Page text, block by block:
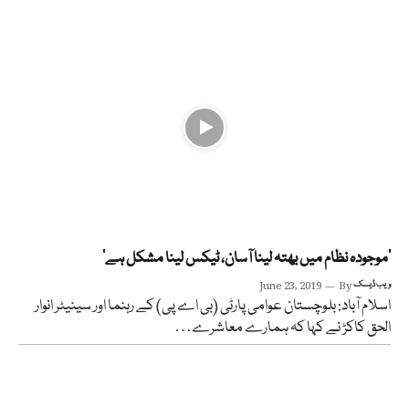
’موجودہ نظام میں بھتہ لینا آسان، ٹیکس لینا مشکل ہے’
June 23, 2019 Byویب ڈیسک
اسلام آباد: بلوچستان عوامی پارٹی (بی اے پی) کے رہنما اور سینیٹر انوار
الحق کاکڑ نے کہا کہ ہمارے معاشرے…